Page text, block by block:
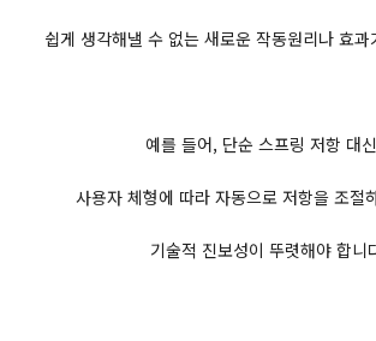
쉽게 생각해낼 수 없는 새로운 작동원리나 효
예를 들어, 단순 스프링 저항 대
사용자 체형에 따라 자동으로 저항을 조절
기술적 진보성이 뚜렷해야 합니